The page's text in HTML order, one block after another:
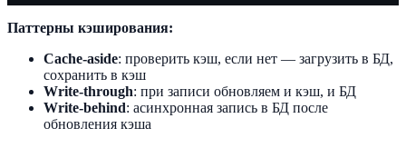
Паттерны кэширования:
Cache-aside: проверить кэш, если нет — загрузить в БД,
сохранить в кэш
Write-through: при записи обновляем и кэш, и БД
Write-behind: асинхронная запись в БД после
обновления кэша